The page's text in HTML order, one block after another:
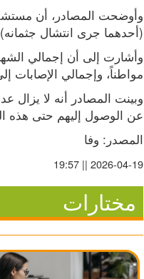
(أحدهما جرى انتشال
مواطناً، وإجمالي الإصابات إلى 2,171، في حين جرى انتشال 761 جثماناً من تحت
عن الوصول إليهم حتى هذه
المصدر: وفا
2026-04-19 || 19:57
مختارات